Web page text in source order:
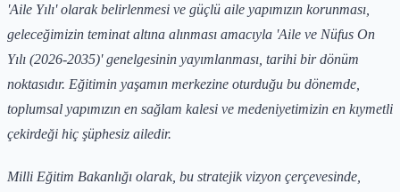
'Aile Yılı' olarak belirlenmesi ve güçlü aile yapımızın korunması,
geleceğimizin teminat altına alınması amacıyla 'Aile ve Nüfus On
Yılı (2026-2035)' genelgesinin yayımlanması, tarihi bir dönüm
noktasıdır. Eğitimin yaşamın merkezine oturduğu bu dönemde,
toplumsal yapımızın en sağlam kalesi ve medeniyetimizin en kıymetli
çekirdeği hiç şüphesiz ailedir.
Milli Eğitim Bakanlığı olarak, bu stratejik vizyon çerçevesinde,